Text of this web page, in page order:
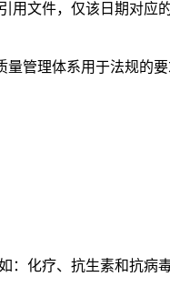
文件，仅该日期对应
管理体系用于法规的
化疗、抗生素和抗